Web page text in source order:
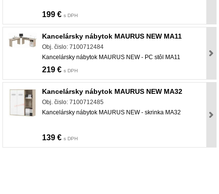
199 € s DPH
Kancelársky nábytok MAURUS NEW MA11
Obj. čislo: 7100712484
Kancelársky nábytok MAURUS NEW - PC stôl MA11
219 € s DPH
Kancelársky nábytok MAURUS NEW MA32
Obj. čislo: 7100712485
Kancelársky nábytok MAURUS NEW - skrinka MA32
139 € s DPH